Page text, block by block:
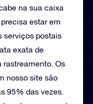
na sua caixa
estar em
serviços postais
exata de
rastreamento. Os
nosso site são
95% das vezes.